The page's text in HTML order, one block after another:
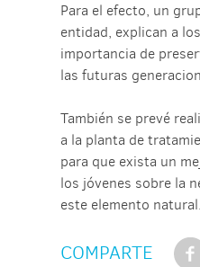
Para el efecto, un
entidad, explican a
importancia de
las futuras
También se prevé
a la planta de
para que exista un
los jóvenes sobre la
este elemento natural.
COMPARTE